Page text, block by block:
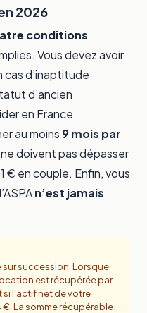
2026
conditions
Vous devez avoir
cas d’inaptitude
d’ancien
en France
au moins 9 mois par
doivent pas dépasser
€ en couple. Enfin, vous
n’est jamais
sur succession. Lorsque
est récupérée par
l’actif net de votre
La somme récupérable